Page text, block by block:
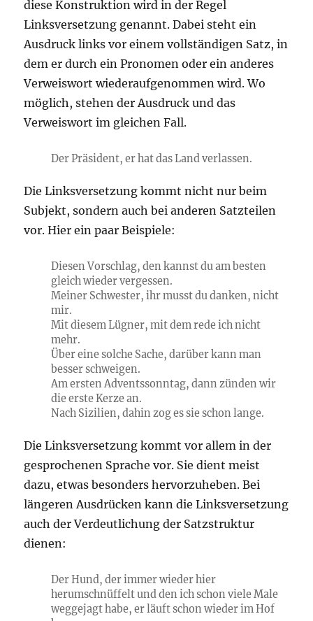
diese Konstruktion wird in der Regel
Linksversetzung genannt. Dabei steht ein
Ausdruck links vor einem vollständigen Satz, in
dem er durch ein Pronomen oder ein anderes
Verweiswort wiederaufgenommen wird. Wo
möglich, stehen der Ausdruck und das
Verweiswort im gleichen Fall.
Der Präsident, er hat das Land verlassen.
Die Linksversetzung kommt nicht nur beim
Subjekt, sondern auch bei anderen Satzteilen
vor. Hier ein paar Beispiele:
Diesen Vorschlag, den kannst du am besten
gleich wieder vergessen.
Meiner Schwester, ihr musst du danken, nicht
mir.
Mit diesem Lügner, mit dem rede ich nicht
mehr.
Über eine solche Sache, darüber kann man
besser schweigen.
Am ersten Adventssonntag, dann zünden wir
die erste Kerze an.
Nach Sizilien, dahin zog es sie schon lange.
Die Linksversetzung kommt vor allem in der
gesprochenen Sprache vor. Sie dient meist
dazu, etwas besonders hervorzuheben. Bei
längeren Ausdrücken kann die Linksversetzung
auch der Verdeutlichung der Satzstruktur
dienen:
Der Hund, der immer wieder hier
herumschnüffelt und den ich schon viele Male
weggejagt habe, er läuft schon wieder im Hof